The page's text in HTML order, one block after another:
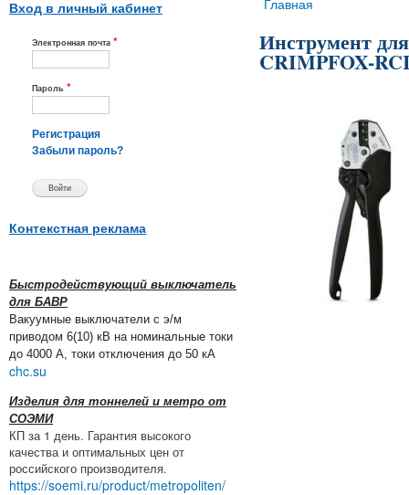
Вход в личный кабинет
Электронная почта *
Пароль *
Регистрация
Забыли пароль?
Контекстная реклама
Быстродействующий выключатель
для БАВР
Вакуумные выключатели с э/м
приводом 6(10) кВ на номинальные токи
до 4000 А, токи отключения до 50 кА
chc.su
Изделия для тоннелей и метро от
СОЭМИ
КП за 1 день. Гарантия высокого
качества и оптимальных цен от
российского производителя.
https://soemi.ru/product/metropoliten/
Вы здесь
Главная
Инструмент
CRIMPFOX-